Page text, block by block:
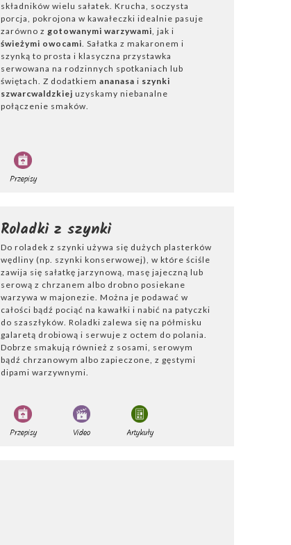
składników wielu sałatek. Krucha, soczysta
porcja, pokrojona w kawałeczki idealnie pasuje
zarówno z gotowanymi warzywami, jak i
świeżymi owocami. Sałatka z makaronem i
szynką to prosta i klasyczna przystawka
serwowana na rodzinnych spotkaniach lub
świętach. Z dodatkiem ananasa i szynki
szwarcwaldzkiej uzyskamy niebanalne
połączenie smaków.
Przepisy
Roladki z szynki
Do roladek z szynki używa się dużych plasterków
wędliny (np. szynki konserwowej), w które ściśle
zawija się sałatkę jarzynową, masę jajeczną lub
serową z chrzanem albo drobno posiekane
warzywa w majonezie. Można je podawać w
całości bądź pociąć na kawałki i nabić na patyczki
do szaszłyków. Roladki zalewa się na półmisku
galaretą drobiową i serwuje z octem do polania.
Dobrze smakują również z sosami, serowym
bądź chrzanowym albo zapieczone, z gęstymi
dipami warzywnymi.
Przepisy Video Artykuły